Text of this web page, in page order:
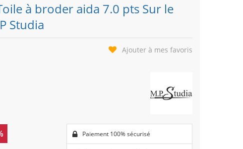
à broder aida 7.0 pts Sur le
Studia
Ajouter à mes favoris
Paiement 100% sécurisé